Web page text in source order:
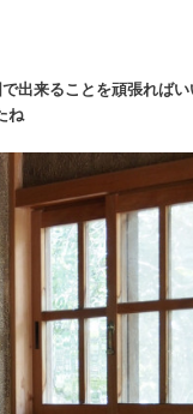
出来ることを頑張れば
ね